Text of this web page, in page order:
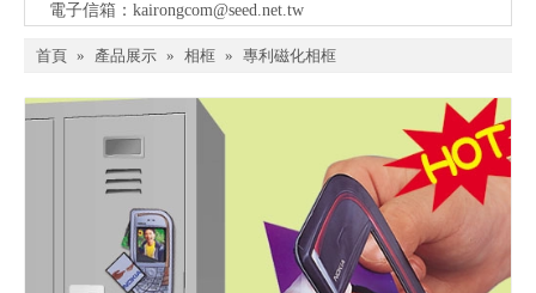
電子信箱： kairongcom@seed.net.tw
首頁 » 產品展示 » 相框 » 專利磁化相框